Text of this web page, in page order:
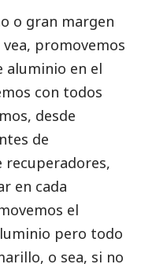
o gran margen
promovemos
aluminio en el
con todos
desde
de
recuperadores,
en cada
el
pero todo
o sea, si no